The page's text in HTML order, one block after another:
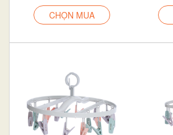
CHỌN MUA